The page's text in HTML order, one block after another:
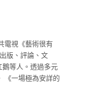
電視《藝術很有
版、評論、文
鵝等人。透過多元
《一場極為安詳的